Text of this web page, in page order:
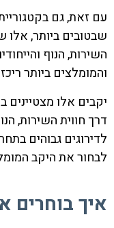
עם זאת, גם
שבטובים ביותר, אלו
השירות, הנוף
והמומלצים ביותר
יקבים אלו מצטיינים
דרך חווית השירות,
לדירוגים גבוהים
לבחור את היקב
איך בוחרים